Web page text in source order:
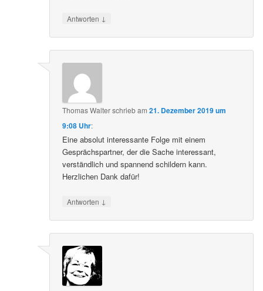
Antworten ↓
Thomas Walterschriebam21. Dezember 2019 um
9:08 Uhr:
Eine absolut interessante Folge mit einem
Gesprächspartner, der die Sache interessant,
verständlich und spannend schildern kann.
Herzlichen Dank dafür!
Antworten ↓